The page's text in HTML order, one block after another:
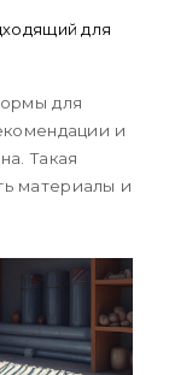
для
для
и
Такая
материалы и